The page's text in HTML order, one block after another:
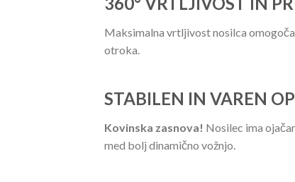
Maksimalna vrtljivost nosilca
otroka.
STABILEN IN VAREN
Kovinska zasnova! Nosilec ima
med bolj dinamično vožnjo.